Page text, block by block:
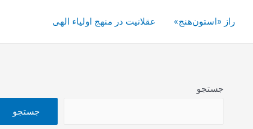
راز «استون‌هنج» عقلانیت در منهج اولیاء الهی
جستجو
جستجو